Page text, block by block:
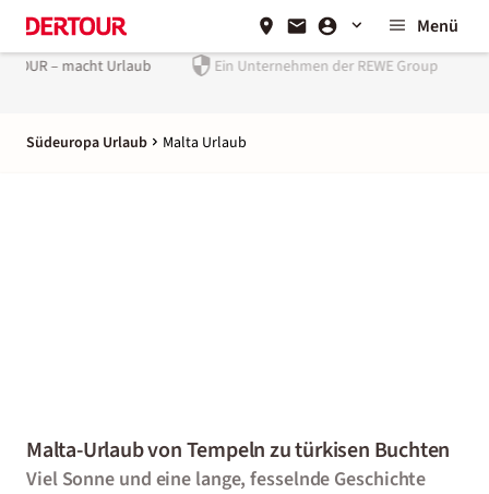
Menü
Ein Unternehmen der REWE Group
Südeuropa Urlaub Malta Urlaub
Malta-Urlaub von Tempeln zu türkisen Buchten
Viel Sonne und eine lange, fesselnde Geschichte